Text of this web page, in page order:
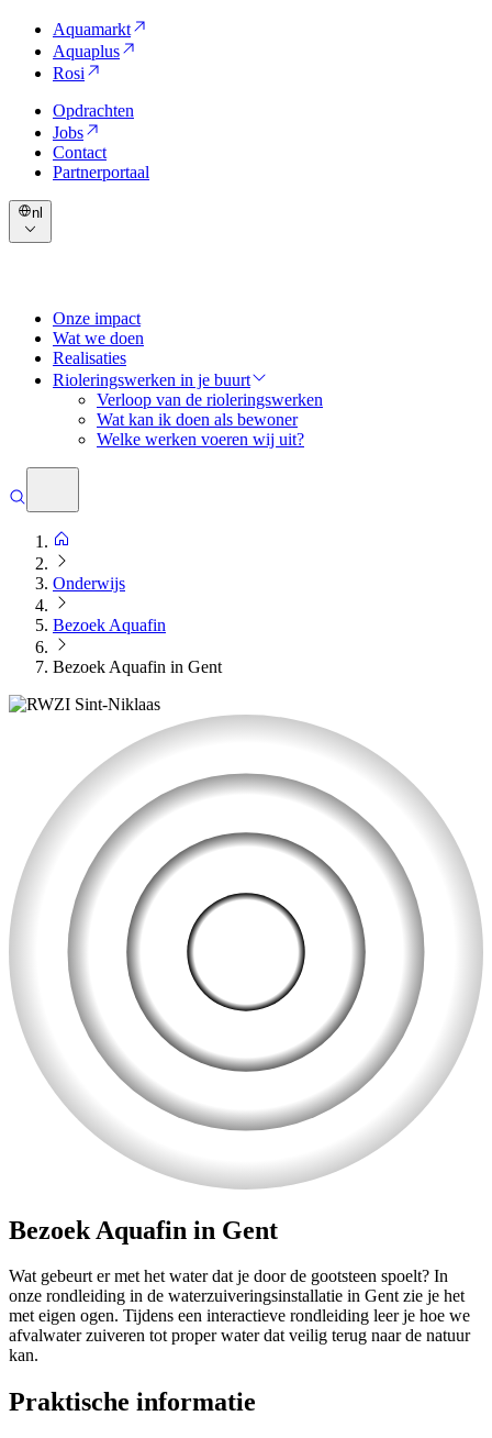
Aquamarkt
Aquaplus
Rosi
Opdrachten
Jobs
Contact
Partnerportaal
nl
Onze impact
Wat we doen
Realisaties
Rioleringswerken in je buurt
Verloop van de rioleringswerken
Wat kan ik doen als bewoner
Welke werken voeren wij uit?
Onderwijs
Bezoek Aquafin
Bezoek Aquafin in Gent
Bezoek Aquafin in Gent
Wat gebeurt er met het water dat je door de gootsteen spoelt? In
onze rondleiding in de waterzuiveringsinstallatie in Gent zie je het
met eigen ogen. Tijdens een interactieve rondleiding leer je hoe we
afvalwater zuiveren tot proper water dat veilig terug naar de natuur
kan.
Praktische informatie